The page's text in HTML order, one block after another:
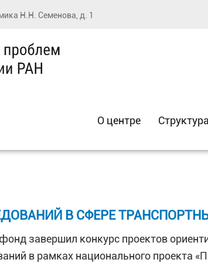
Н.Н. Семенова, д. 1
О центре Структура
В СФЕРЕ
завершил конкурс проектов
в рамках национального проекта